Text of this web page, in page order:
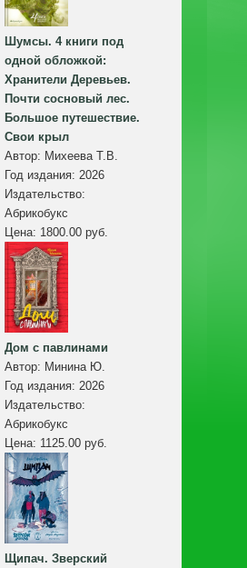
Шумсы. 4 книги под
одной обложкой:
Хранители Деревьев.
Почти сосновый лес.
Большое путешествие.
Свои крыл
Автор: Михеева Т.В.
Год издания: 2026
Издательство:
Абрикобукс
Цена: 1800.00 руб.
Дом с павлинами
Автор: Минина Ю.
Год издания: 2026
Издательство:
Абрикобукс
Цена: 1125.00 руб.
Щипач. Зверский